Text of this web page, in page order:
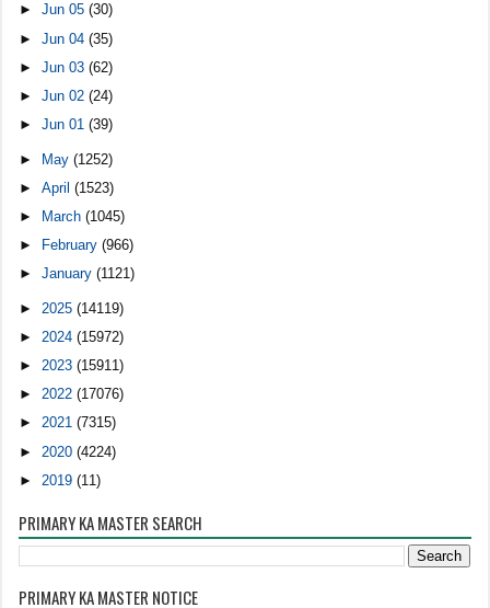
►Jun 05(30)
►Jun 04(35)
►Jun 03(62)
►Jun 02(24)
►Jun 01(39)
► May(1252)
►April(1523)
►
March(1045)
►
February(966)
►January(1121)
► 2025(14119)
► 2024(15972)
►2023(15911)
►2022(17076)
►2021(7315)
► 2020(4224)
► 2019(11)
PRIMARY KA MASTER SEARCH
PRIMARY KA MASTER NOTICE